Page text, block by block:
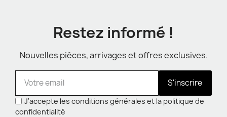
Restez informé !
Nouvelles pièces, arrivages et offres exclusives.
S'inscrire
J'accepte les conditions générales et la politique de
confidentialité